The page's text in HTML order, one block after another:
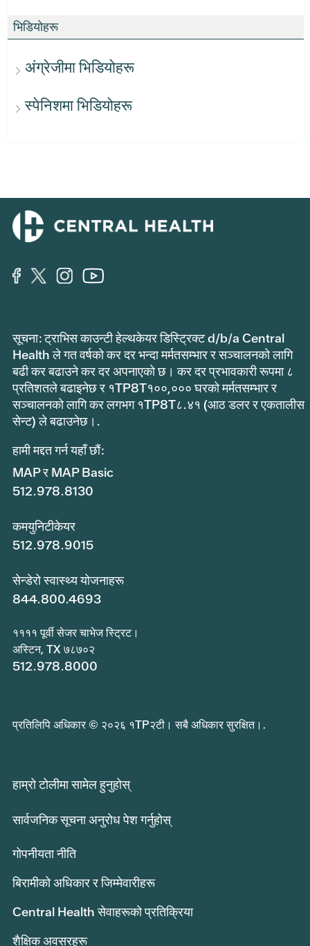
भिडियोहरू
अंग्रेजीमा भिडियोहरू
स्पेनिशमा भिडियोहरू
सूचना: ट्राभिस काउन्टी हेल्थकेयर डिस्ट्रिक्ट d/b/a Central
Health ले गत वर्षको कर दर भन्दा मर्मतसम्भार र सञ्चालनको लागि
बढी कर बढाउने कर दर अपनाएको छ। कर दर प्रभावकारी रूपमा ८
प्रतिशतले बढाइनेछ र १TP8T१००,००० घरको मर्मतसम्भार र
सञ्चालनको लागि कर लगभग १TP8T८.४१ (आठ डलर र एकतालीस
सेन्ट) ले बढाउनेछ।.
हामी मद्दत गर्न यहाँ छौं:
MAP र MAP Basic
512.978.8130
कमयुनिटीकेयर
512.978.9015
सेन्डेरो स्वास्थ्य योजनाहरू
844.800.4693
११११ पूर्वी सेजर चाभेज स्ट्रिट।
अस्टिन, TX ७८७०२
512.978.8000
प्रतिलिपि अधिकार © २०२६ १TP२टी। सबै अधिकार सुरक्षित।.
हाम्रो टोलीमा सामेल हुनुहोस्
सार्वजनिक सूचना अनुरोध पेश गर्नुहोस्
गोपनीयता नीति
बिरामीको अधिकार र जिम्मेवारीहरू
Central Health सेवाहरूको प्रतिक्रिया
शैक्षिक अवसरहरू